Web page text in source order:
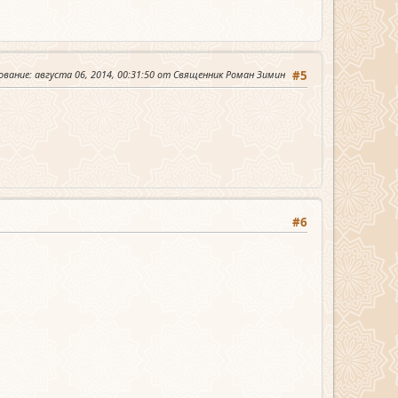
#5
: августа 06, 2014, 00:31:50 от Священник Роман Зимин
#6